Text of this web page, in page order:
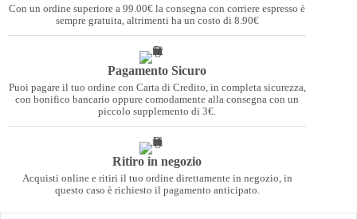
Con un ordine superiore a 99.00€ la consegna con corriere espresso è
sempre gratuita, altrimenti ha un costo di 8.90€
Pagamento Sicuro
Puoi pagare il tuo ordine con Carta di Credito, in completa sicurezza,
con bonifico bancario oppure comodamente alla consegna con un
piccolo supplemento di 3€.
Ritiro in negozio
Acquisti online e ritiri il tuo ordine direttamente in negozio, in
questo caso è richiesto il pagamento anticipato.